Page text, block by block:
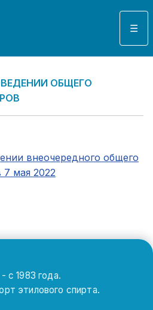
☰
ОБЩЕГО
внеочередного общего
7 мая 2022
с 1983 года.
этилового спирта.